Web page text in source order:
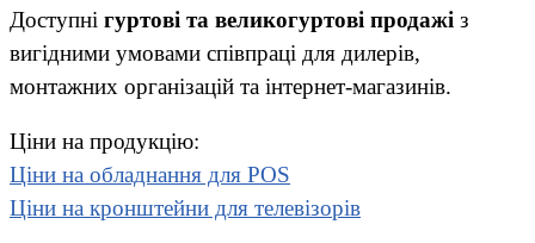
Доступні гуртові та великогуртові продажі з
вигідними умовами співпраці для дилерів,
монтажних організацій та інтернет-магазинів.
Ціни на продукцію:
Ціни на обладнання для POS
Ціни на кронштейни для телевізорів